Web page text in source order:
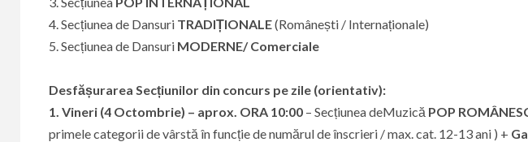
4. Secțiunea de Dansuri TRADIȚIONALE(Românești / Internaționale)
5. Secțiunea de Dansuri MODERNE/ Comerciale
Desfășurarea Secțiunilor din concurs pe zile (orientativ):
1. Vineri (4 Octombrie) – aprox. ORA 10:00 – Secțiunea deMuzică POP
primele categorii de vârstă în funcție de numărul de înscrieri / max. cat. 12-13 ani ) +